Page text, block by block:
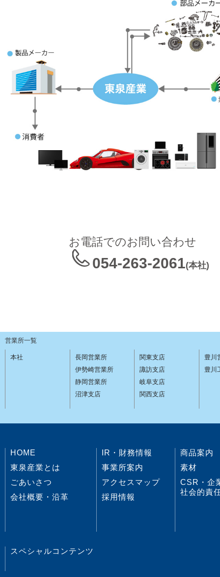
お電話でのお問い合わせ
054-263-2061(本社)
営業所一覧
本社
長岡営業所
伊勢崎営業所
静岡営業所
沼津支店
関東支店
諏訪支店
岐阜支店
関西支店
豊川
豊川
HOME
東泉産業とは
ごあいさつ
会社概要・沿革
IR・財務情報
事業所案内
アクセスマップ
採用情報
商品案内
素材
CSR・企
社会的責
スペシャルコンテンツ